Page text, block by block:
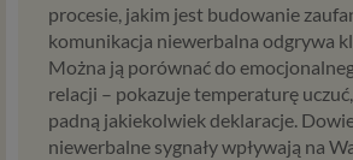
procesie, jakim jest budowanie
komunikacja niewerbalna odgrywa
Można ją porównać do
relacji – pokazuje temperaturę
padną jakiekolwiek deklaracje.
niewerbalne sygnały wpływają na